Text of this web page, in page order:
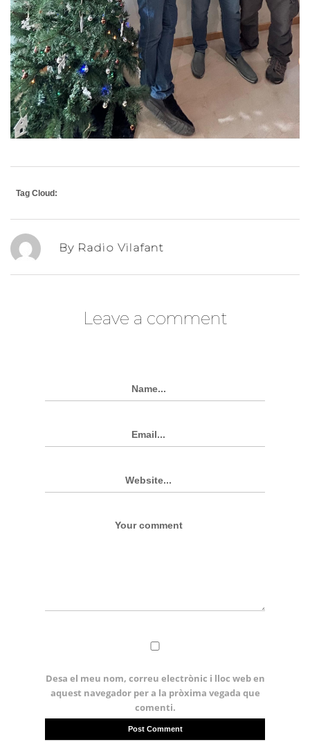
Tag Cloud:
By Radio Vilafant
Leave a comment
Desa el meu nom, correu electrònic i lloc web en
aquest navegador per a la pròxima vegada que
comenti.